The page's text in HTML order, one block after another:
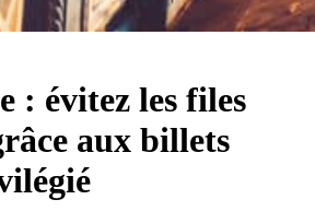
: évitez les files
aux billets